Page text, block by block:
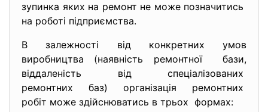
зупинка яких на ремонт не може позначитись
на роботі підприємства.
В залежності від конкретних умов
виробництва (наявність ремонтної бази,
віддаленість від спеціалізованих
ремонтних баз) організація ремонтних
робіт може здійснюватись в трьох формах: